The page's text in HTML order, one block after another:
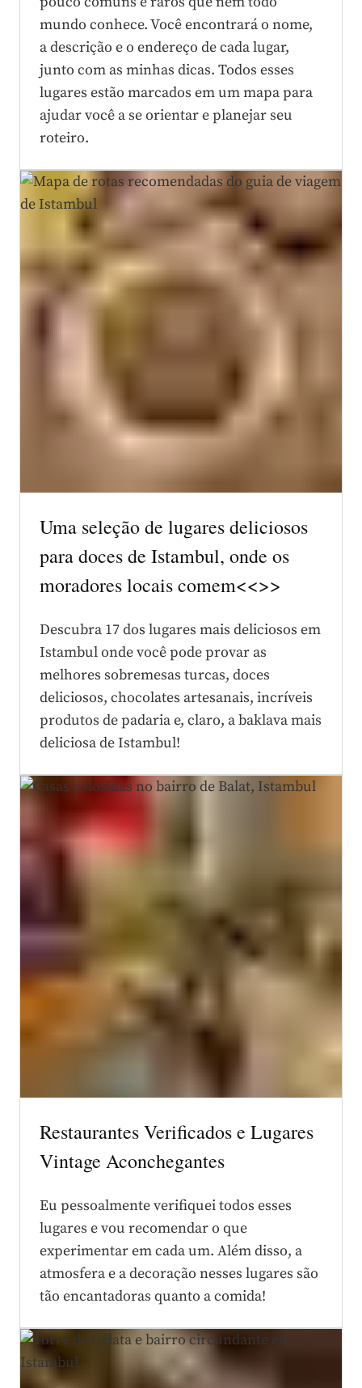
mundo conhece. Você encontrará o nome,
a descrição e o endereço de cada lugar,
junto com as minhas dicas. Todos esses
lugares estão marcados em um mapa para
ajudar você a se orientar e planejar seu
roteiro.
Uma seleção de lugares deliciosos
para doces de Istambul, onde os
moradores locais comem<<>>
Descubra 17 dos lugares mais deliciosos em
Istambul onde você pode provar as
melhores sobremesas turcas, doces
deliciosos, chocolates artesanais, incríveis
produtos de padaria e, claro, a baklava mais
deliciosa de Istambul!
Restaurantes Verificados e Lugares
Vintage Aconchegantes
Eu pessoalmente verifiquei todos esses
lugares e vou recomendar o que
experimentar em cada um. Além disso, a
atmosfera e a decoração nesses lugares são
tão encantadoras quanto a comida!